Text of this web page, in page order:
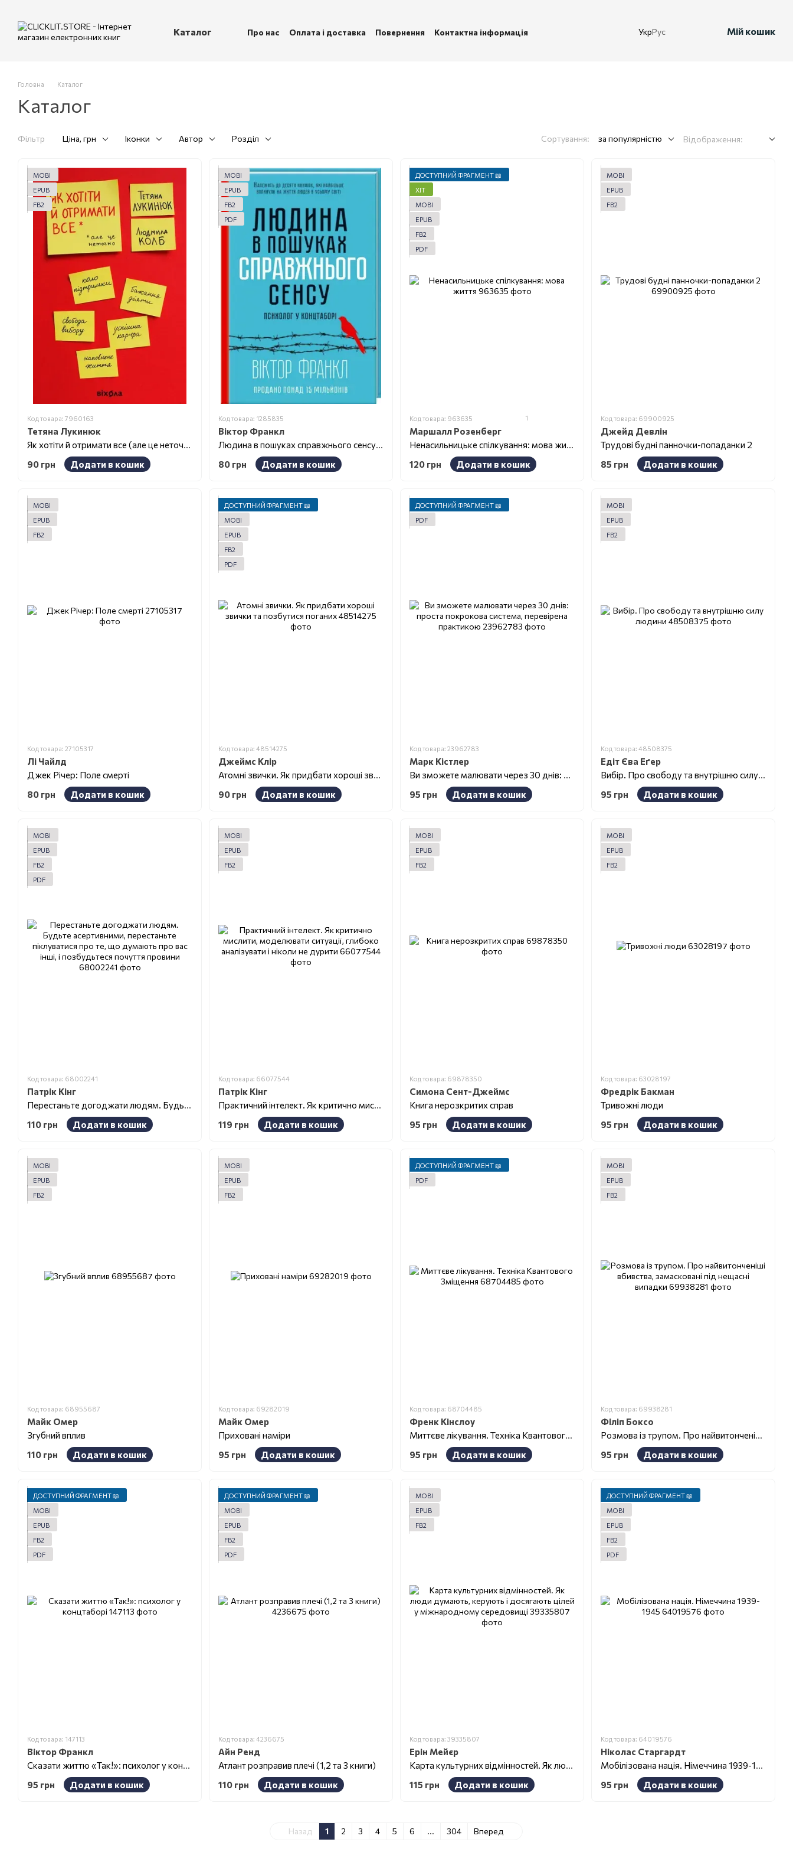
Каталог Про нас Оплата і доставка Повернення
Контактна інформація
УкрРус Мій кошик
Головна Каталог
Каталог
Фільтр Ціна, грн Іконки Автор Розділ Сортування: за популярністю Відображення:
MOBI
EPUB
FB2
Код товара: 7960163
Тетяна Лукинюк
Як хотіти й отримати все (але це неточно)
90 грн
Додати в кошик
MOBI
EPUB
FB2
PDF
Код товара: 1285835
Віктор Франкл
Людина в пошуках справжнього сенсу. Психолог у концтаборі
80 грн
Додати в кошик
ДОСТУПНИЙ ФРАГМЕНТ 📖
ХІТ
MOBI
EPUB
FB2
PDF
Код товара: 963635 1
Маршалл Розенберг
Ненасильницьке спілкування: мова життя
120 грн
Додати в кошик
MOBI
EPUB
FB2
Код товара: 69900925
Джейд Девлін
Трудові будні панночки-попаданки 2
85 грн
Додати в кошик
MOBI
EPUB
FB2
Код товара: 27105317
Лі Чайлд
Джек Річер: Поле смерті
80 грн
Додати в кошик
ДОСТУПНИЙ ФРАГМЕНТ 📖
MOBI
EPUB
FB2
PDF
Код товара: 48514275
Джеймс Клір
Атомні звички. Як придбати хороші звички та позбутися поганих
90 грн
Додати в кошик
ДОСТУПНИЙ ФРАГМЕНТ 📖
PDF
Код товара: 23962783
Марк Кістлер
Ви зможете малювати через 30 днів: проста покрокова система, перевірена практикою
95 грн
Додати в кошик
MOBI
EPUB
FB2
Код товара: 48508375
Едіт Єва Еґер
Вибір. Про свободу та внутрішню силу людини
95 грн
Додати в кошик
MOBI
EPUB
FB2
PDF
Код товара: 68002241
Патрік Кінг
Перестаньте догоджати людям. Будьте асертивними, перестаньте піклуватися про те, що думають про вас інші, і позбудьтеся почуття провини
110 грн
Додати в кошик
MOBI
EPUB
FB2
Код товара: 66077544
Патрік Кінг
Практичний інтелект. Як критично мислити, моделювати ситуації, глибоко аналізувати і ніколи не дурити
119 грн
Додати в кошик
MOBI
EPUB
FB2
Код товара: 69878350
Симона Сент-Джеймс
Книга нерозкритих справ
95 грн
Додати в кошик
MOBI
EPUB
FB2
Код товара: 63028197
Фредрік Бакман
Тривожні люди
95 грн
Додати в кошик
MOBI
EPUB
FB2
Код товара: 68955687
Майк Омер
Згубний вплив
110 грн
Додати в кошик
MOBI
EPUB
FB2
Код товара: 69282019
Майк Омер
Приховані наміри
95 грн
Додати в кошик
ДОСТУПНИЙ ФРАГМЕНТ 📖
PDF
Код товара: 68704485
Френк Кінслоу
Миттєве лікування. Техніка Квантового Зміщення
95 грн
Додати в кошик
MOBI
EPUB
FB2
Код товара: 69938281
Філіп Боксо
Розмова із трупом. Про найвитонченіші вбивства, замасковані під нещасні випадки
95 грн
Додати в кошик
ДОСТУПНИЙ ФРАГМЕНТ 📖
MOBI
EPUB
FB2
PDF
Код товара: 147113
Віктор Франкл
Сказати життю «Так!»: психолог у концтаборі
95 грн
Додати в кошик
ДОСТУПНИЙ ФРАГМЕНТ 📖
MOBI
EPUB
FB2
PDF
Код товара: 4236675
Айн Ренд
Атлант розправив плечі (1,2 та 3 книги)
110 грн
Додати в кошик
MOBI
EPUB
FB2
Код товара: 39335807
Ерін Мейєр
Карта культурних відмінностей. Як люди думають, керують і досягають цілей у міжнародному середовищі
115 грн
Додати в кошик
ДОСТУПНИЙ ФРАГМЕНТ 📖
MOBI
EPUB
FB2
PDF
Код товара: 64019576
Ніколас Старгардт
Мобілізована нація. Німеччина 1939-1945
95 грн
Додати в кошик
Назад 1 2 3 4 5 6 ... 304 Вперед